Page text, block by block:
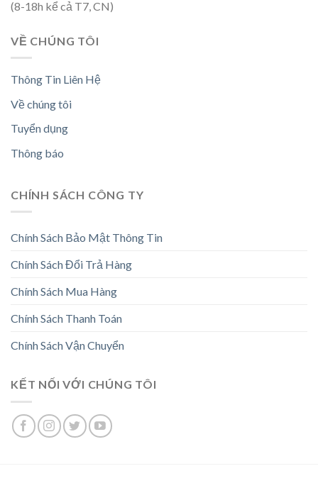
(8-18h kể cả T7, CN)
VỀ CHÚNG TÔI
Thông Tin Liên Hệ
Về chúng tôi
Tuyển dụng
Thông báo
CHÍNH SÁCH CÔNG TY
Chính Sách Bảo Mật Thông Tin
Chính Sách Đổi Trả Hàng
Chính Sách Mua Hàng
Chính Sách Thanh Toán
Chính Sách Vận Chuyển
KẾT NỐI VỚI CHÚNG TÔI